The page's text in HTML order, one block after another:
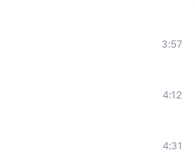
3:57
4:12
4:31